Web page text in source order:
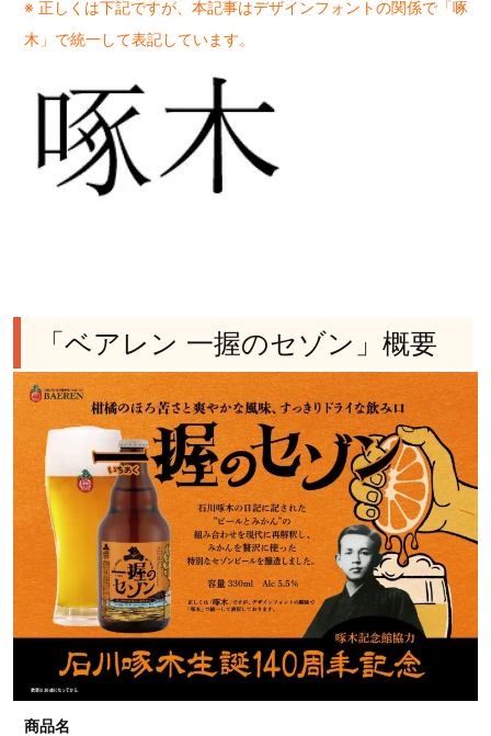
※ 正しくは下記ですが、本記事はデザインフォントの関係で「啄
木」で統一して表記しています。
「ベアレン 一握のセゾン」概要
商品名